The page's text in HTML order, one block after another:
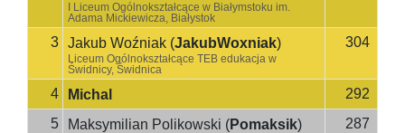
I Liceum Ogólnokształcące w Białymstoku im.
Adama Mickiewicza, Białystok
3 Jakub Woźniak(JakubWoxniak)
Liceum Ogólnokształcące TEB edukacja w
Świdnicy, Świdnica
304
4 Michal
292
5
Maksymilian Polikowski (Pomaksik) 287